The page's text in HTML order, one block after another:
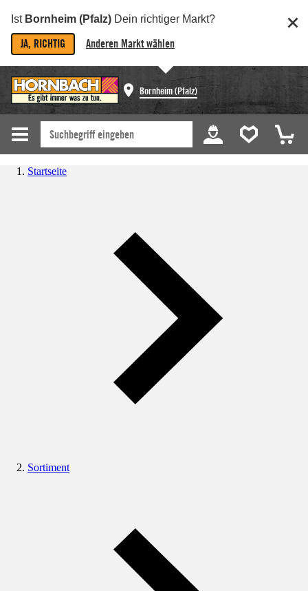
Ist Bornheim (Pfalz) Dein richtiger Markt?
JA, RICHTIG Anderen Markt wählen
Bornheim (Pfalz)
Startseite
Sortiment